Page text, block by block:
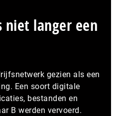
langer een
gezien als een
Een soort digitale
bestanden en
B werden vervoerd.